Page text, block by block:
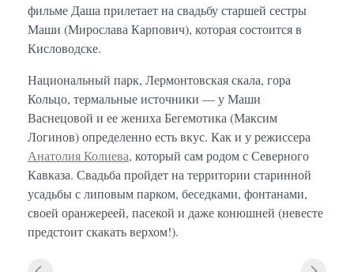
фильме Даша прилетает на свадьбу старшей сестры
Маши (Мирослава Карпович), которая состоится в
Кисловодске.
Национальный парк, Лермонтовская скала, гора
Кольцо, термальные источники — у Маши
Васнецовой и ее жениха Бегемотика (Максим
Логинов) определенно есть вкус. Как и у режиссера
Анатолия Колиева, который сам родом с Северного
Кавказа. Свадьба пройдет на территории старинной
усадьбы с липовым парком, беседками, фонтанами,
своей оранжереей, пасекой и даже конюшней (невесте
предстоит скакать верхом!).